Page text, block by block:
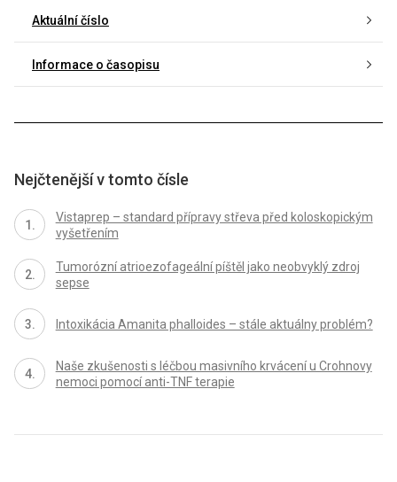
Aktuální číslo
Informace o časopisu
Nejčtenější v tomto čísle
Vistaprep – standard přípravy střeva před koloskopickým
vyšetřením
Tumorózní atrioezofageální píštěl jako neobvyklý zdroj
sepse
Intoxikácia Amanita phalloides – stále aktuálny problém?
Naše zkušenosti s léčbou masivního krvácení u Crohnovy
nemoci pomocí anti-TNF terapie